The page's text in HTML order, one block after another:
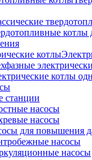
котлы
котлы
станции
насосы
насосы
для повышения
насосы
насосы